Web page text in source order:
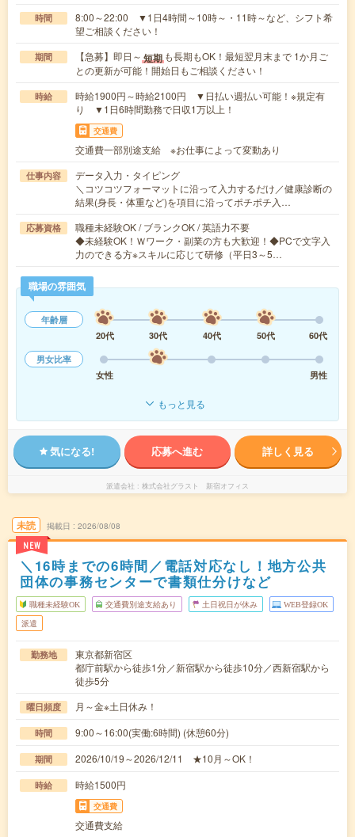
時間
8:00～22:00 ▼1日4時間～10時～・11時～など、シフト希
望ご相談ください！
期間 【急募】即日～ 短期 も長期もOK！最短翌月末まで 1か月ご
との更新が可能！開始日もご相談ください！
時給
時給1900円～時給2100円 ▼日払い週払い可能！※規定有
り ▼1日6時間勤務で日収1万以上！
交通費
交通費一部別途支給 ※お仕事によって変動あり
仕事内容
データ入力・タイピング
＼コツコツフォーマットに沿って入力するだけ／健康診断の
結果(身長・体重など)を項目に沿ってポチポチ入…
応募資格
職種未経験OK / ブランクOK / 英語力不要
◆未経験OK！Ｗワーク・副業の方も大歓迎！◆PCで文字入
力のできる方※スキルに応じて研修（平日3～5…
職場の雰囲気
年齢層
20代
30代 40代 50代
60代
男女比率
女性
男性
もっと見る
気になる! 応募へ進む 詳しく見る
派遣会社 株式会社グラスト 新宿オフィス
未読
NEW
掲載日 2026/08/08
＼16時までの6時間／電話対応なし！地方公共
団体の事務センターで書類仕分けなど
職種未経験OK 交通費別途支給あり 土日祝日が休み WEB登録OK
派遣
勤務地
東京都新宿区
都庁前駅から徒歩1分／新宿駅から徒歩10分／西新宿駅から
徒歩5分
曜日頻度 月～金※土日休み！
時間 9:00～16:00(実働:6時間) (休憩60分)
期間 2026/10/19～2026/12/11 ★10月～OK！
時給 時給1500円
交通費
交通費支給